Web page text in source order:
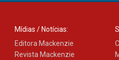
Mídias / Notícias:
Editora Mackenzie
Revista Mackenzie